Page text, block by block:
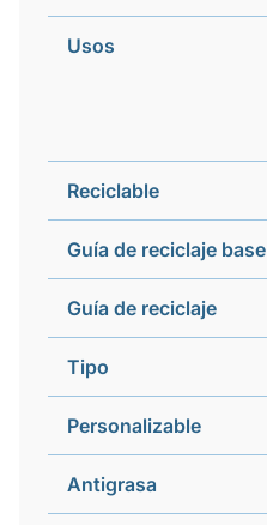
Usos
Reciclable
Guía de reciclaje base
Guía de reciclaje
Tipo
Personalizable
Antigrasa